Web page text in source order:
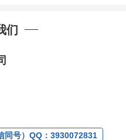
客户需求进行分装
发货和
。
们
同号）QQ：3930072831